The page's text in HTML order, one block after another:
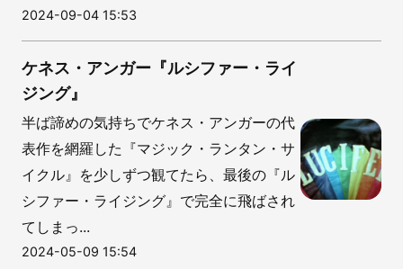
2024-09-04 15:53
ケネス・アンガー『ルシファー・ライ
ジング』
半ば諦めの気持ちでケネス・アンガーの代
表作を網羅した『マジック・ランタン・サ
イクル』を少しずつ観てたら、最後の『ル
シファー・ライジング』で完全に飛ばされ
てしまっ...
2024-05-09 15:54